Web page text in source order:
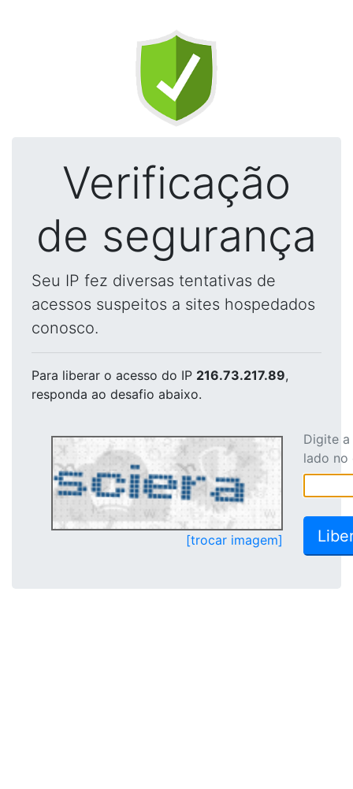
Verificação
de segurança
Seu IP fez diversas tentativas de
acessos suspeitos a sites hospedados
conosco.
Para liberar o acesso do IP 216.73.217.89,
responda ao desafio abaixo.
[trocar imagem]
Digite
lado no